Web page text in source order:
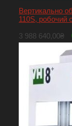
Вертикально
110S, робочий
3 988 640,00₴